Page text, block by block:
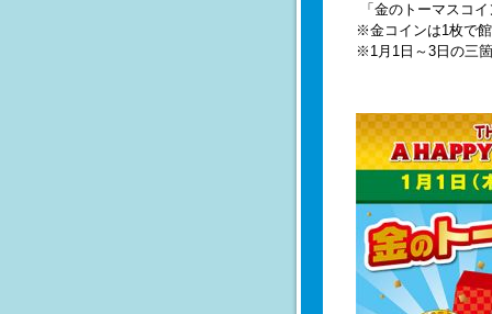
「金のトーマスコ
※金コインは1枚で
※1月1日～3日の三